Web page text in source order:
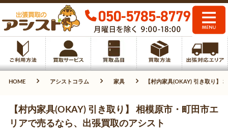
HOME アシストコラム 家具 【村内家具(OKAY) 引き取り】
【村内家具(OKAY) 引き取り】 相模原市・町田市エ
リアで売るなら、出張買取のアシスト